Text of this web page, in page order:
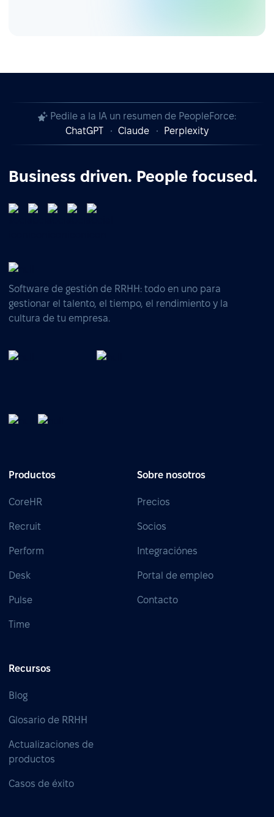
Pedile a la IA un resumen de PeopleForce:
ChatGPT
Claude Perplexity
Business driven. People focused.
Software de gestión de RRHH: todo en uno para
gestionar el talento, el tiempo, el rendimiento y la
cultura de tu empresa.
Productos
CoreHR
Recruit
Perform
Desk
Pulse
Time
Sobre nosotros
Precios
Socios
Integraciónes
Portal de empleo
Contacto
Recursos
Blog
Glosario de RRHH
Actualizaciones de
productos
Casos de éxito